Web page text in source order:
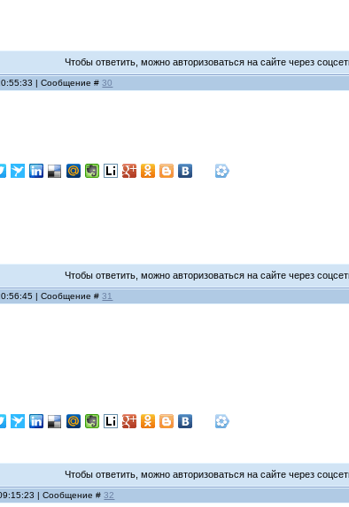
Чтобы ответить, можно авторизоваться на сайте через
| Сообщение #30
Чтобы ответить, можно авторизоваться на сайте через
| Сообщение #31
Чтобы ответить, можно авторизоваться на сайте через
| Сообщение #32